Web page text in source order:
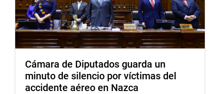
Cámara de Diputados guarda un
minuto de silencio por víctimas del
accidente aéreo en Nazca